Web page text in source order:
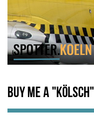
Buy me a "Kölsch"